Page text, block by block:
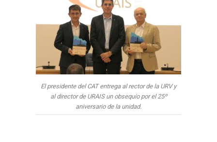
El presidente del CAT entrega al rector de la URV y
al director de URAIS un obsequio por el 25º
aniversario de la unidad.